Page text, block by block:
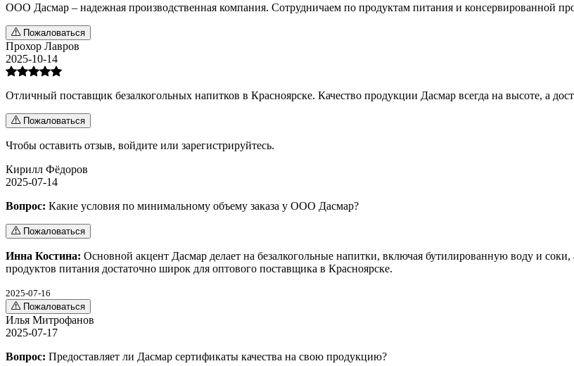
ООО Дасмар – надежная производственная компания. Сотрудничаем по продуктам питания и консервированной
Пожаловаться
Прохор Лавров
2025-10-14
Отличный поставщик безалкогольных напитков в Красноярске. Качество продукции Дасмар всегда на высоте, а
Пожаловаться
Чтобы оставить отзыв, войдите или зарегистрируйтесь.
Кирилл Фёдоров
2025-07-14
Вопрос: Какие условия по минимальному объему заказа у ООО Дасмар?
Пожаловаться
Инна Костина: Основной акцент Дасмар делает на безалкогольные напитки, включая бутилированную воду и
продуктов питания достаточно широк для оптового поставщика в Красноярске.
2025-07-16
Пожаловаться
Илья Митрофанов
2025-07-17
Вопрос: Предоставляет ли Дасмар сертификаты качества на свою продукцию?